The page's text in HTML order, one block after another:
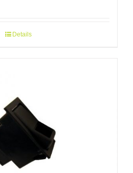
Details